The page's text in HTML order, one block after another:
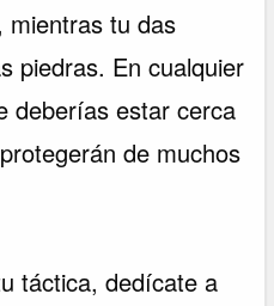
mientras tu das
piedras. En cualquier
deberías estar cerca
de muchos
táctica, dedícate a